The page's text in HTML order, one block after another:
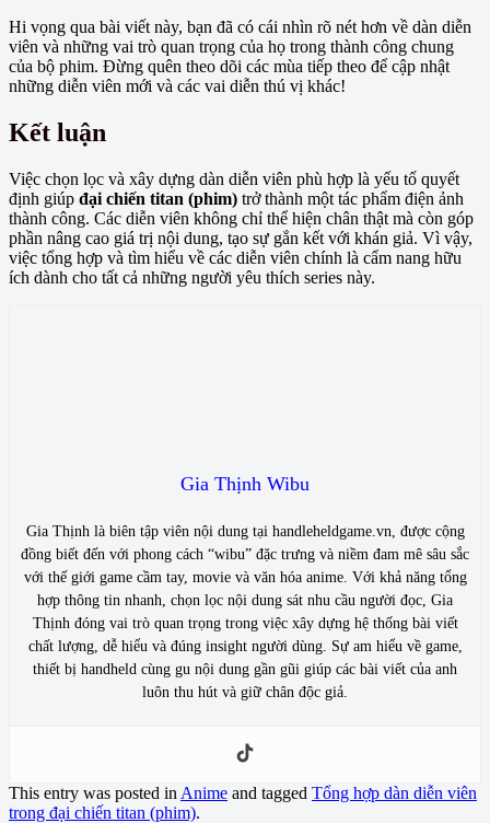
Hi vọng qua bài viết này, bạn đã có cái nhìn rõ nét hơn về dàn diễn
viên và những vai trò quan trọng của họ trong thành công chung
của bộ phim. Đừng quên theo dõi các mùa tiếp theo để cập nhật
những diễn viên mới và các vai diễn thú vị khác!
Kết luận
Việc chọn lọc và xây dựng dàn diễn viên phù hợp là yếu tố quyết
định giúp đại chiến titan (phim) trở thành một tác phẩm điện ảnh
thành công. Các diễn viên không chỉ thể hiện chân thật mà còn góp
phần nâng cao giá trị nội dung, tạo sự gắn kết với khán giả. Vì vậy,
việc tổng hợp và tìm hiểu về các diễn viên chính là cẩm nang hữu
ích dành cho tất cả những người yêu thích series này.
Gia Thịnh Wibu
Gia Thịnh là biên tập viên nội dung tại handleheldgame.vn, được cộng
đồng biết đến với phong cách “wibu” đặc trưng và niềm đam mê sâu sắc
với thế giới game cầm tay, movie và văn hóa anime. Với khả năng tổng
hợp thông tin nhanh, chọn lọc nội dung sát nhu cầu người đọc, Gia
Thịnh đóng vai trò quan trọng trong việc xây dựng hệ thống bài viết
chất lượng, dễ hiểu và đúng insight người dùng. Sự am hiểu về game,
thiết bị handheld cùng gu nội dung gần gũi giúp các bài viết của anh
luôn thu hút và giữ chân độc giả.
This entry was posted in Anime and tagged Tổng hợp dàn diễn viên
trong đại chiến titan (phim).